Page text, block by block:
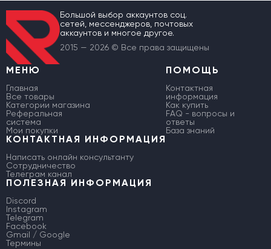
Большой выбор аккаунтов соц.
сетей, мессенджеров, почтовых
аккаунтов и многое другое.
2015 — 2026 © Все права защищены
МЕНЮ
Главная
Все товары
Категории магазина
Реферальная
система
Мои покупки
ПОМОЩЬ
Контактная
информация
Как купить
FAQ - вопросы и
ответы
База знаний
КОНТАКТНАЯ ИНФОРМАЦИЯ
Написать онлайн консультанту
Сотрудничество
Телеграм канал
ПОЛЕЗНАЯ ИНФОРМАЦИЯ
Discord
Instagram
Telegram
Facebook
Gmail / Google
Термины